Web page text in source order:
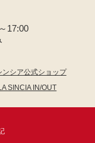
17:00
ンシア公式ショップ
SINCIA IN/OUT